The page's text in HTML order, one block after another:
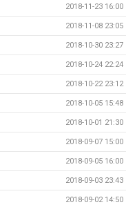
2018-11-23 16:00
2018-11-08 23:05
2018-10-30 23:27
2018-10-24 22:24
2018-10-22 23:12
2018-10-05 15:48
2018-10-01 21:30
2018-09-07 15:00
2018-09-05 16:00
2018-09-03 23:43
2018-09-02 14:50